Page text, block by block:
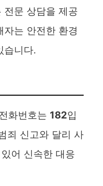
전문 상담을 제공
는 안전한 환경
습니다.
화번호는 182입
죄 신고와 달리 사
어 신속한 대응